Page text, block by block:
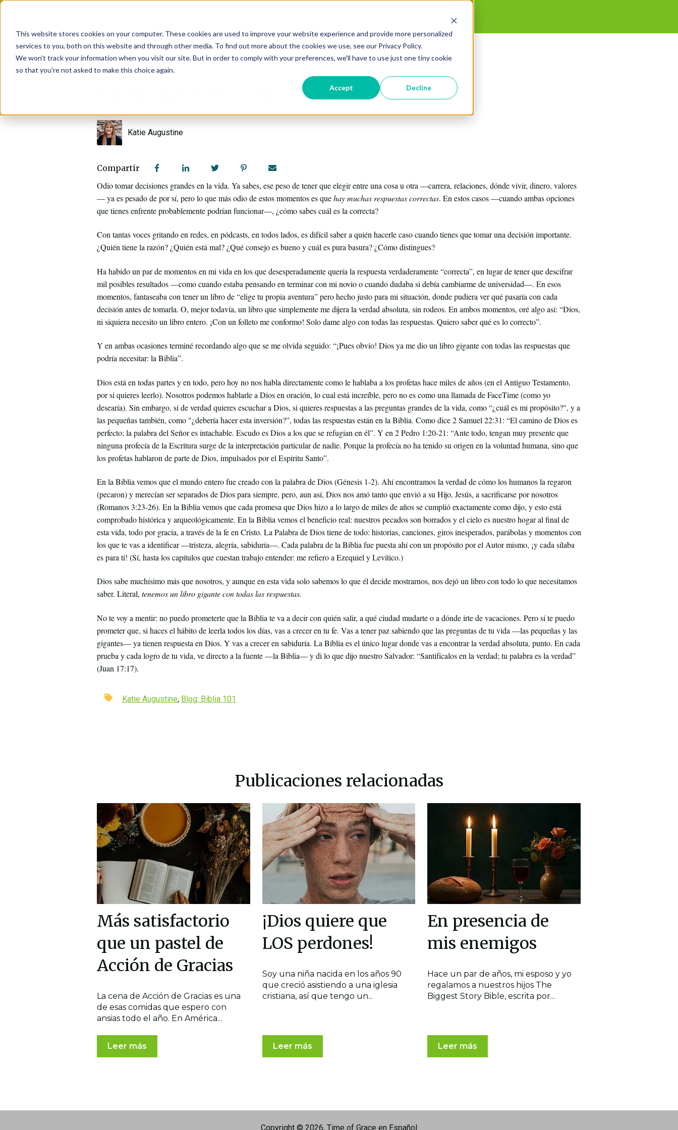
This website stores cookies on your computer. These cookies are used to improve your website experience and provide more personalized
services to you, both on this website and through other media. To find out more about the cookies we use, see our Privacy Policy.
We won't track your information when you visit our site. But in order to comply with your preferences, we'll have to use just one tiny cookie
so that you're not asked to make this choice again.
Accept Decline
Jul 7, 2026 11:04:42 AM
La Biblia tiene cada respuesta
Katie Augustine
Compartir
Odio tomar decisiones grandes en la vida. Ya sabes, ese peso de tener que elegir entre una cosa u otra —carrera, relaciones, dónde vivir, dinero, valores
— ya es pesado de por sí, pero lo que más odio de estos momentos es quehay muchas respuestas correctas. En estos casos —cuando ambas opciones
que tienes enfrente probablemente podrían funcionar—, ¿cómo sabes cuál es la correcta?
Con tantas voces gritando en redes, en pódcasts, en todos lados, es difícil saber a quién hacerle caso cuando tienes que tomar una decisión importante.
¿Quién tiene la razón? ¿Quién está mal? ¿Qué consejo es bueno y cuál es pura basura? ¿Cómo distingues?
Ha habido un par de momentos en mi vida en los que desesperadamente quería la respuesta verdaderamente “correcta”, en lugar de tener que descifrar
mil posibles resultados —como cuando estaba pensando en terminar con mi novio o cuando dudaba si debía cambiarme de universidad—. En esos
momentos, fantaseaba con tener un libro de “elige tu propia aventura” pero hecho justo para mi situación, donde pudiera ver qué pasaría con cada
decisión antes de tomarla. O, mejor todavía, un libro que simplemente me dijera la verdad absoluta, sin rodeos. En ambos momentos, oré algo así: “Dios,
ni siquiera necesito un libro entero. ¡Con un folleto me conformo! Solo dame algo con todas las respuestas. Quiero saber qué es lo correcto”.
Y en ambas ocasiones terminé recordando algo que se me olvida seguido: “¡Pues obvio! Dios ya me dio un libro gigante con todas las respuestas que
podría necesitar: la Biblia”.
Dios está en todas partes y en todo, pero hoy no nos habla directamente como le hablaba a los profetas hace miles de años (en el Antiguo Testamento,
por si quieres leerlo). Nosotros podemos hablarle a Dios en oración, lo cual está increíble, pero no es como una llamada de FaceTime (como yo
desearía). Sin embargo, si de verdad quieres escuchar a Dios, si quieres respuestas a las preguntas grandes de la vida, como “¿cuál es mi propósito?", y a
las pequeñas también, como "¿debería hacer esta inversión?”, todas las respuestas están en la Biblia. Como dice 2 Samuel 22:31: “El camino de Dios es
perfecto; la palabra del Señor es intachable. Escudo es Dios a los que se refugian en él”. Y en 2 Pedro 1:20-21: “Ante todo, tengan muy presente que
ninguna profecía de la Escritura surge de la interpretación particular de nadie. Porque la profecía no ha tenido su origen en la voluntad humana, sino que
los profetas hablaron de parte de Dios, impulsados por el Espíritu Santo”.
En la Biblia vemos que el mundo entero fue creado con la palabra de Dios (Génesis 1-2). Ahí encontramos la verdad de cómo los humanos la regaron
(pecaron) y merecían ser separados de Dios para siempre, pero, aun así, Dios nos amó tanto que envió a su Hijo, Jesús, a sacrificarse por nosotros
(Romanos 3:23-26). En la Biblia vemos que cada promesa que Dios hizo a lo largo de miles de años se cumplió exactamente como dijo, y esto está
comprobado histórica y arqueológicamente. En la Biblia vemos el beneficio real: nuestros pecados son borrados y el cielo es nuestro hogar al final de
esta vida, todo por gracia, a través de la fe en Cristo. La Palabra de Dios tiene de todo: historias, canciones, giros inesperados, parábolas y momentos con
los que te vas a identificar —tristeza, alegría, sabiduría—. Cada palabra de la Biblia fue puesta ahí con un propósito por el Autor mismo, ¡y cada sílaba
es para ti! (Sí, hasta los capítulos que cuestan trabajo entender: me refiero a Ezequiel y Levítico.)
Dios sabe muchísimo más que nosotros, y aunque en esta vida solo sabemos lo que él decide mostrarnos, nos dejó un libro con todo lo que necesitamos
saber. Literal, tenemos un libro gigante con todas las respuestas.
No te voy a mentir: no puedo prometerte que la Biblia te va a decir con quién salir, a qué ciudad mudarte o a dónde irte de vacaciones. Pero sí te puedo
prometer que, si haces el hábito de leerla todos los días, vas a crecer en tu fe. Vas a tener paz sabiendo que las preguntas de tu vida —las pequeñas y las
gigantes— ya tienen respuesta en Dios. Y vas a crecer en sabiduría. La Biblia es el único lugar donde vas a encontrar la verdad absoluta, punto. En cada
prueba y cada logro de tu vida, ve directo a la fuente —la Biblia— y di lo que dijo nuestro Salvador: “Santifícalos en la verdad; tu palabra es la verdad”
(Juan 17:17).
Katie Augustine, Blog: Biblia 101
Publicaciones relacionadas
Más satisfactorio
que un pastel de
Acción de Gracias
La cena de Acción de Gracias es una
de esas comidas que espero con
ansias todo el año. En América...
Leer más
¡Dios quiere que
LOS perdones!
Soy una niña nacida en los años 90
que creció asistiendo a una iglesia
cristiana, así que tengo un...
Leer más
En presencia de
mis enemigos
Hace un par de años, mi esposo y yo
regalamos a nuestros hijos The
Biggest Story Bible, escrita por...
Leer más
Copyright © 2026, Time of Grace en Español